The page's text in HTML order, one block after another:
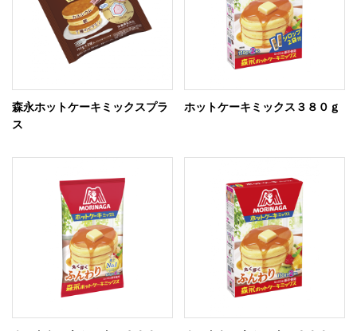
森永ホットケーキミックスプラ
ス
ホットケーキミックス３８０ｇ